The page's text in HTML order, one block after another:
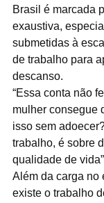
Brasil é marcada
exaustiva,
submetidas à
de trabalho para
descanso.
“Essa conta não
mulher consegue
isso sem
trabalho, é sobre
qualidade de
Além da carga no
existe o trabalho